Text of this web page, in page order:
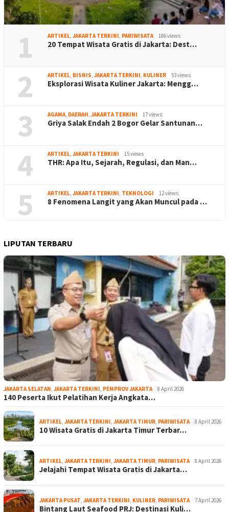
1 ARTIKEL, JAKARTA TERKINI, PARIWISATA 186 views
20 Tempat Wisata Gratis di Jakarta: Dest…
2 ARTIKEL, BISNIS, JAKARTA TERKINI, KULINER 53 views
Eksplorasi Wisata Kuliner Jakarta: Mengg…
3 AGAMA, DAERAH, JAKARTA TERKINI 17 views
Griya Salak Endah 2 Bogor Gelar Santunan…
4 ARTIKEL, JAKARTA TERKINI 15 views
THR: Apa Itu, Sejarah, Regulasi, dan Man…
5 ARTIKEL, JAKARTA TERKINI, TEKNOLOGI 12 views
8 Fenomena Langit yang Akan Muncul pada …
LIPUTAN TERBARU
JAKARTA SELATAN, JAKARTA TERKINI, PEMPROV JAKARTA 8 April 2026
140 Peserta Ikut Pelatihan Kerja Angkata…
ARTIKEL, JAKARTA TERKINI, JAKARTA TIMUR, PARIWISATA 8 April 2026
10 Wisata Gratis di Jakarta Timur Terbar…
ARTIKEL, JAKARTA TERKINI, JAKARTA TIMUR, PARIWISATA 8 April 2026
Jelajahi Tempat Wisata Gratis di Jakarta…
JAKARTA PUSAT, JAKARTA TERKINI, KULINER, PARIWISATA 7 April 2026
Bintang Laut Seafood PRJ: Destinasi Kuli…